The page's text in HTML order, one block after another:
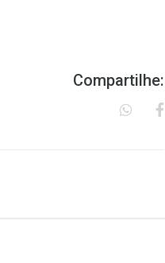
Compartilhe: